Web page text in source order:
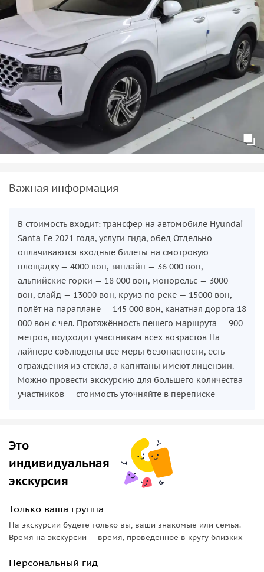
Важная информация
В стоимость входит: трансфер на автомобиле Hyundai
Santa Fe 2021 года, услуги гида, обед Отдельно
оплачиваются входные билеты на смотровую
площадку — 4000 вон, зиплайн — 36 000 вон,
альпийские горки — 18 000 вон, монорельс — 3000
вон, слайд — 13000 вон, круиз по реке — 15000 вон,
полёт на параплане — 145 000 вон, канатная дорога 18
000 вон с чел. Протяжённость пешего маршрута — 900
метров, подходит участникам всех возрастов На
лайнере соблюдены все меры безопасности, есть
ограждения из стекла, а капитаны имеют лицензии.
Можно провести экскурсию для большего количества
участников — стоимость уточняйте в переписке
Это
индивидуальная
экскурсия
Только ваша группа
На экскурсии будете только вы, ваши знакомые или семья.
Время на экскурсии — время, проведенное в кругу близких
Персональный гид